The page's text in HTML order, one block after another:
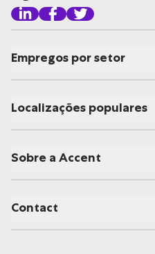
Empregos por setor
Localizações populares
Sobre a Accent
Contact